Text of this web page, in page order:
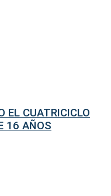
EL CUATRICICLO
16 AÑOS